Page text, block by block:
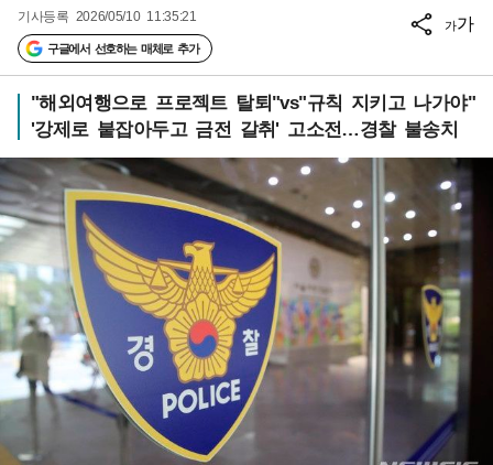
기사등록 2026/05/10 11:35:21
구글에서 선호하는 매체로 추가
가가
"해외여행으로 프로젝트 탈퇴"vs"규칙 지키고 나가야"
'강제로 붙잡아두고 금전 갈취' 고소전…경찰 불송치